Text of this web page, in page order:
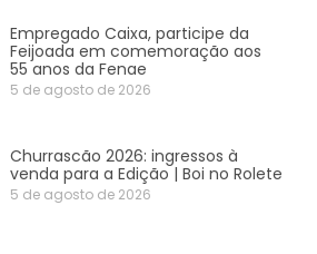
Empregado Caixa, participe da
Feijoada em comemoração aos
55 anos da Fenae
5 de agosto de 2026
Churrascão 2026: ingressos à
venda para a Edição | Boi no Rolete
5 de agosto de 2026